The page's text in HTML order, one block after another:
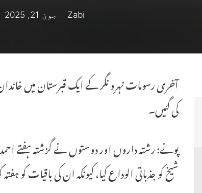
Zabi جون 21, 2025
آخری رسومات نہرو نگر کے ایک قبرستان میں
کی گئیں۔
پونے: رشتہ داروں اور دوستوں نے گزشتہ ہفتے
شیخ کو جذباتی الوداع کیا، کیونکہ ان کی باقیات کو